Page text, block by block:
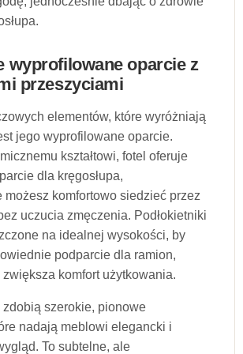
wyprofilowane oparcie z
przeszyciami
elementów, które wyróżniają
jego wyprofilowane oparcie.
kształtowi, fotel oferuje
dla kręgosłupa,
możesz komfortowo siedzieć przez
uczucia zmęczenia. Podłokietniki
na idealnej wysokości, by
podparcie dla ramion,
komfort użytkowania.
zdobią szerokie, pionowe
nadają meblowi elegancki i
To subtelne, ale